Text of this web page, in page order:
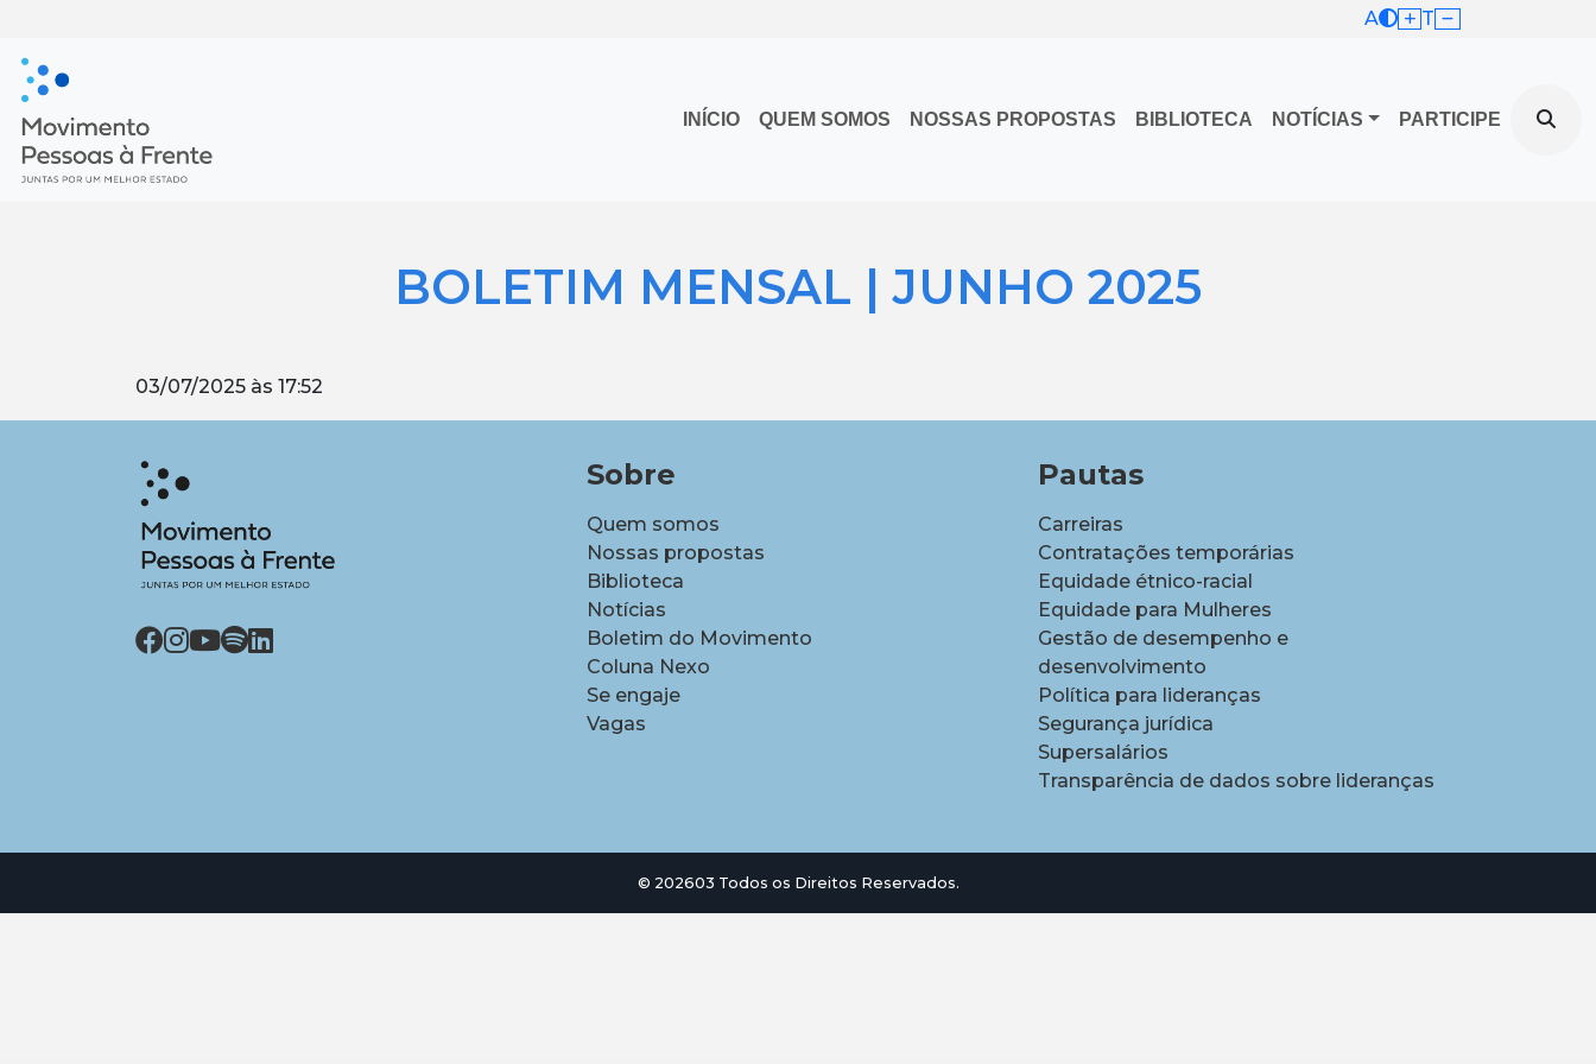
A T
INÍCIO QUEM SOMOS NOSSAS PROPOSTAS BIBLIOTECA NOTÍCIAS PARTICIPE
BOLETIM MENSAL | JUNHO 2025
03/07/2025 às 17:52
Sobre
Quem somos
Nossas propostas
Biblioteca
Notícias
Boletim do Movimento
Coluna Nexo
Se engaje
Vagas
Pautas
Carreiras
Contratações temporárias
Equidade étnico-racial
Equidade para Mulheres
Gestão de desempenho e
desenvolvimento
Política para lideranças
Segurança jurídica
Supersalários
Transparência de dados sobre lideranças
© 202603 Todos os Direitos Reservados.